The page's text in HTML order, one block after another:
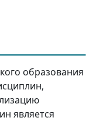
образования
является